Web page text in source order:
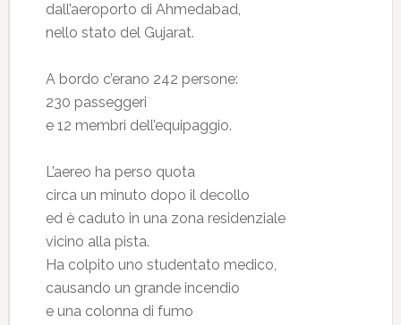
dall’aeroporto di Ahmedabad,
nello stato del Gujarat.
A bordo c’erano 242 persone:
230 passeggeri
e 12 membri dell’equipaggio.
L’aereo ha perso quota
circa un minuto dopo il decollo
ed è caduto in una zona residenziale
vicino alla pista.
Ha colpito uno studentato medico,
causando un grande incendio
e una colonna di fumo